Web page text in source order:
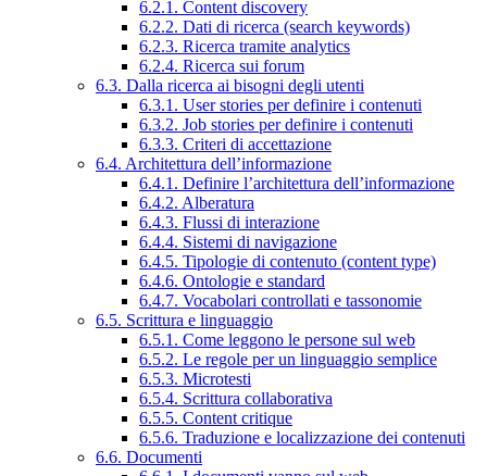
6.2.1. Content discovery
6.2.2. Dati di ricerca (search keywords)
6.2.3. Ricerca tramite analytics
6.2.4. Ricerca sui forum
6.3. Dalla ricerca ai bisogni degli utenti
6.3.1. User stories per definire i contenuti
6.3.2. Job stories per definire i contenuti
6.3.3. Criteri di accettazione
6.4. Architettura dell’informazione
6.4.1. Definire l’architettura dell’informazione
6.4.2. Alberatura
6.4.3. Flussi di interazione
6.4.4. Sistemi di navigazione
6.4.5. Tipologie di contenuto (content type)
6.4.6. Ontologie e standard
6.4.7. Vocabolari controllati e tassonomie
6.5. Scrittura e linguaggio
6.5.1. Come leggono le persone sul web
6.5.2. Le regole per un linguaggio semplice
6.5.3. Microtesti
6.5.4. Scrittura collaborativa
6.5.5. Content critique
6.5.6. Traduzione e localizzazione dei contenuti
6.6. Documenti